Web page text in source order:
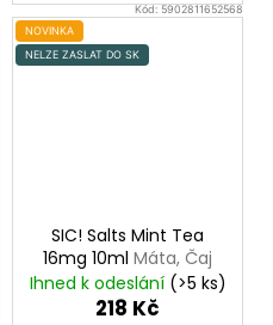
Kód:5902811652568
NOVINKA
NELZE ZASLAT DO SK
SIC! Salts Mint Tea
16mg 10ml Máta, Čaj
Ihned k odeslání (>5 ks)
218 Kč